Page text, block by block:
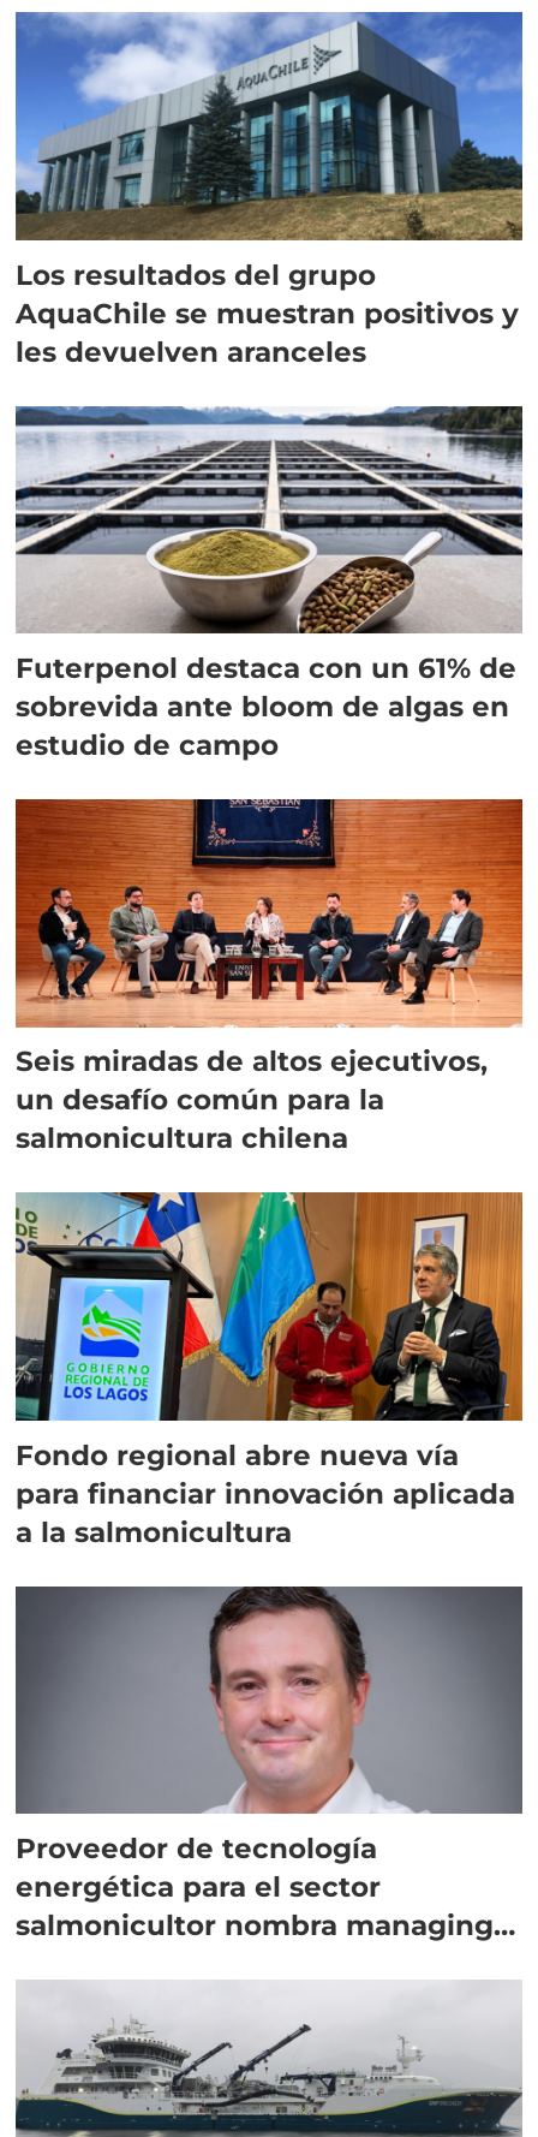
Los resultados del grupo
AquaChile se muestran positivos y
les devuelven aranceles
Futerpenol destaca con un 61% de
sobrevida ante bloom de algas en
estudio de campo
Seis miradas de altos ejecutivos,
un desafío común para la
salmonicultura chilena
Fondo regional abre nueva vía
para financiar innovación aplicada
a la salmonicultura
Proveedor de tecnología
energética para el sector
salmonicultor nombra managing